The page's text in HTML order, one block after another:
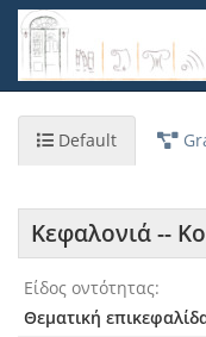
Παράκαμψη
προς
κυρίως
Default
Κεφαλονιά --
Είδος οντότητας
Θεματική